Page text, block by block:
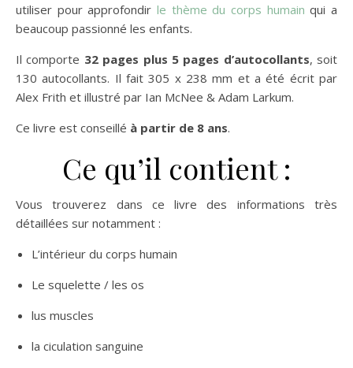
utiliser pour approfondir le thème du corps humain qui a
beaucoup passionné les enfants.
Il comporte 32 pages plus 5 pages d’autocollants, soit
130 autocollants. Il fait 305 x 238 mm et a été écrit par
Alex Frith et illustré par Ian McNee & Adam Larkum.
Ce livre est conseillé à partir de 8 ans.
Ce qu’il contient :
Vous trouverez dans ce livre des informations très
détaillées sur notamment :
L’intérieur du corps humain
Le squelette / les os
lus muscles
la ciculation sanguine